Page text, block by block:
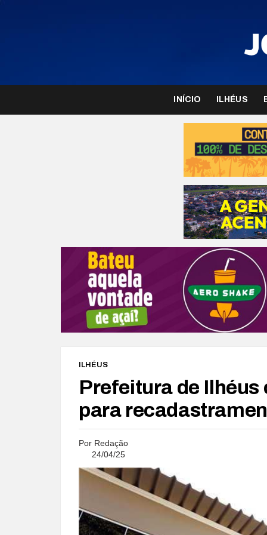
INÍCIO ILHÉUS
ILHÉUS
Prefeitura de
para
Por Redação
24/04/25